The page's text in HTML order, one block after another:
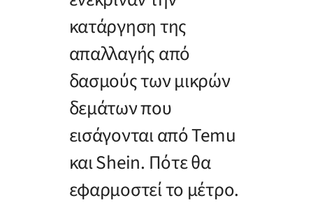
κατάργηση της
απαλλαγής από
δασμούς των μικρών
δεμάτων που
εισάγονται από Temu
και Shein. Πότε θα
εφαρμοστεί το μέτρο.